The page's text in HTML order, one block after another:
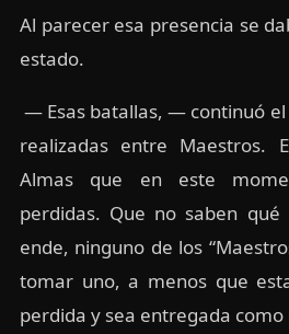
Al parecer esa presencia se
estado.
— Esas batallas, — continuó
realizadas entre Maestros.
Almas que en este
perdidas. Que no saben
ende, ninguno de los
tomar uno, a menos que
perdida y sea entregada